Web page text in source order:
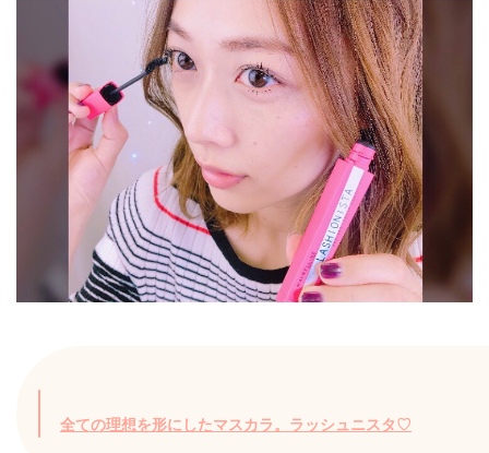
全ての理想を形にしたマスカラ。ラッシュニスタ♡